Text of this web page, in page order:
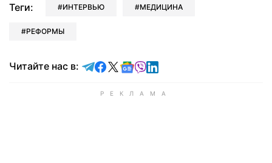
Теги: ИНТЕРВЬЮ МЕДИЦИНА
РЕФОРМЫ
Читайте нас в: Читайте в Telegram
Читайте в Facebook
Читайте в X
Читайте в Google news
Читайте в Viber
Читайте в LinkedIn